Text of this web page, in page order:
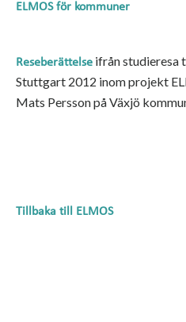
ELMOS för kommuner
Reseberättelse ifrån studieresa
Stuttgart 2012 inom projekt
Mats Persson på Växjö
Tillbaka till ELMOS